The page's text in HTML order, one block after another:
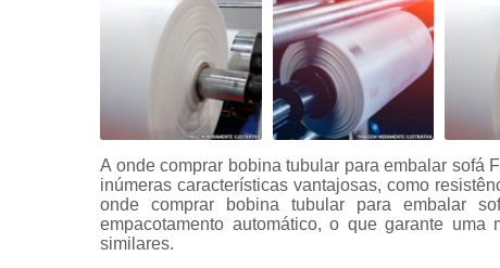
A onde comprar bobina tubular para embalar sofá
inúmeras características vantajosas, como
onde comprar bobina tubular para embalar
empacotamento automático, o que garante
similares.